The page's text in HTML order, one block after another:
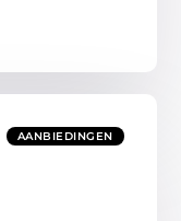
AANBIEDINGEN